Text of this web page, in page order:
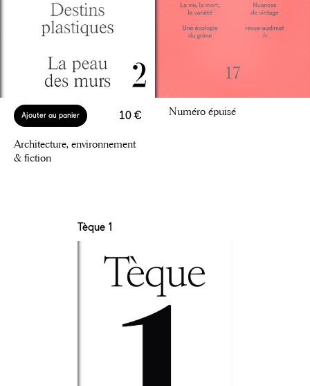
10 €
Ajouter au panier
Architecture, environnement
& fiction
Numéro épuisé
Tèque 1